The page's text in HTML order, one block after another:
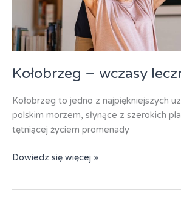
Kołobrzeg – wczasy
Kołobrzeg to jedno z najpiękniejszych
polskim morzem, słynące z szerokich
tętniącej życiem promenady
Kołobrzeg
Dowiedz się więcej »